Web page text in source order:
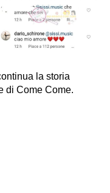
la storia
di Come Come.